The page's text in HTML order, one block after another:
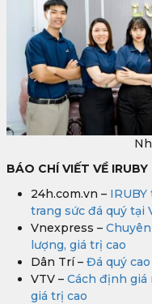
BÁO CHÍ VIẾT VỀ IRUBY
24h.com.vn –
trang sức đá quý tại
Vnexpress –
lượng, giá trị cao
Dân Trí – Đá quý
VTV – Cách định giá
giá trị cao